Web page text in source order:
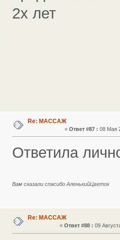
2х лет
Re: МАССАЖ
« Ответ #87 : 08 Мая
Ответила
Вам сказали спасибо АленькийЦветок
Re: МАССАЖ
«Ответ #88 : 09